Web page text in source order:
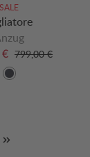
SALE
799,00 €